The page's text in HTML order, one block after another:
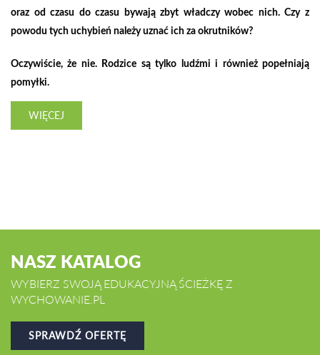
oraz od czasu do czasu bywają zbyt władczy wobec nich. Czy z
powodu tych uchybień należy uznać ich za okrutników?
Oczywiście, że nie. Rodzice są tylko ludźmi i również popełniają
pomyłki.
WIĘCEJ
NASZ KATALOG
WYBIERZ SWOJĄ EDUKACYJNĄ ŚCIEŻKĘ Z
WYCHOWANIE.PL
SPRAWDŹ OFERTĘ